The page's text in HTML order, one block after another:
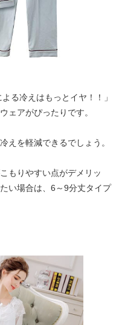
る冷えはもっとイヤ！！」
ェアがぴったりです。
えを軽減できるでしょう。
もりやすい点がデメリッ
い場合は、6～9分丈タイプ